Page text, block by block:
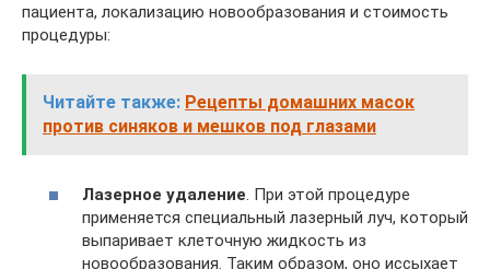
пациента, локализацию новообразования и стоимость
процедуры:
Читайте также: Рецепты домашних масок
против синяков и мешков под глазами
Лазерное удаление . При этой процедуре
применяется специальный лазерный луч, который
выпаривает клеточную жидкость из
новообразования. Таким образом, оно иссыхает